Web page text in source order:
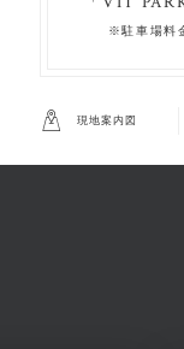
※駐車場料
現地案内図